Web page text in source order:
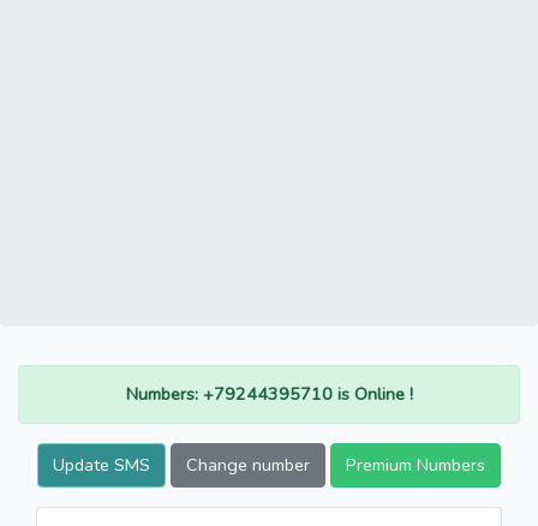
Numbers: +79244395710 is Online !
Update SMS Change number Premium Numbers